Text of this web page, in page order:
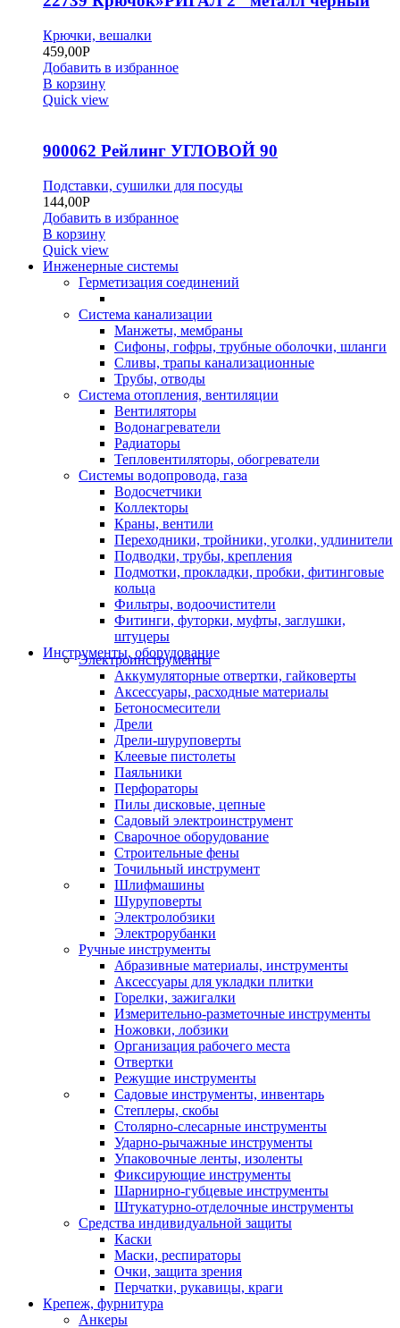
Крючки, вешалки
459,00Р
Добавить в избранное
В корзину
Quick view
900062 Рейлинг УГЛОВОЙ 90
Подставки, сушилки для посуды
144,00Р
Добавить в избранное
В корзину
Quick view
Инженерные системы
Герметизация соединений
Система канализации
Манжеты, мембраны
Сифоны, гофры, трубные оболочки, шланги
Сливы, трапы канализационные
Трубы, отводы
Система отопления, вентиляции
Вентиляторы
Водонагреватели
Радиаторы
Тепловентиляторы, обогреватели
Системы водопровода, газа
Водосчетчики
Коллекторы
Краны, вентили
Переходники, тройники, уголки, удлинители
Подводки, трубы, крепления
Подмотки, прокладки, пробки, фитинговые
кольца
Фильтры, водоочистители
Фитинги, футорки, муфты, заглушки,
штуцеры
Инструменты, оборудование
Электроинструменты
Аккумуляторные отвертки, гайковерты
Аксессуары, расходные материалы
Бетоносмесители
Дрели
Дрели-шуруповерты
Клеевые пистолеты
Паяльники
Перфораторы
Пилы дисковые, цепные
Садовый электроинструмент
Сварочное оборудование
Строительные фены
Точильный инструмент
Шлифмашины
Шуруповерты
Электролобзики
Электрорубанки
Ручные инструменты
Абразивные материалы, инструменты
Аксессуары для укладки плитки
Горелки, зажигалки
Измерительно-разметочные инструменты
Ножовки, лобзики
Организация рабочего места
Отвертки
Режущие инструменты
Садовые инструменты, инвентарь
Степлеры, скобы
Столярно-слесарные инструменты
Ударно-рычажные инструменты
Упаковочные ленты, изоленты
Фиксирующие инструменты
Шарнирно-губцевые инструменты
Штукатурно-отделочные инструменты
Средства индивидуальной защиты
Каски
Маски, респираторы
Очки, защита зрения
Перчатки, рукавицы, краги
Крепеж, фурнитура
Анкеры